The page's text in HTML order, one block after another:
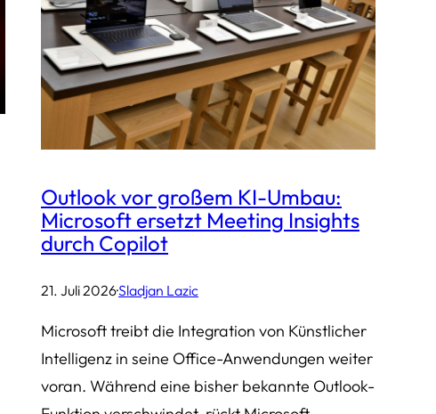
Outlook vor großem KI-Umbau:
Microsoft ersetzt Meeting Insights
durch Copilot
21. Juli 2026·Sladjan Lazic
Microsoft treibt die Integration von Künstlicher
Intelligenz in seine Office-Anwendungen weiter
voran. Während eine bisher bekannte Outlook-